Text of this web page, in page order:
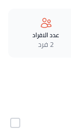
عدد الافراد
2 فرد